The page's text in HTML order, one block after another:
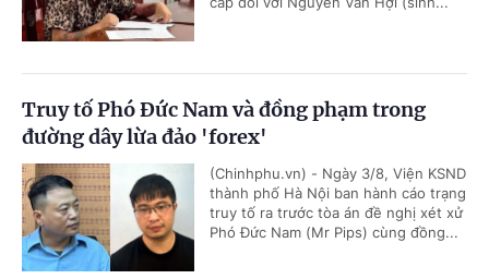
Truy tố Phó Đức Nam và đồng phạm trong
đường dây lừa đảo 'forex'
(Chinhphu.vn) - Ngày 3/8, Viện KSND
thành phố Hà Nội ban hành cáo trạng
truy tố ra trước tòa án đề nghị xét xử
Phó Đức Nam (Mr Pips) cùng đồng...